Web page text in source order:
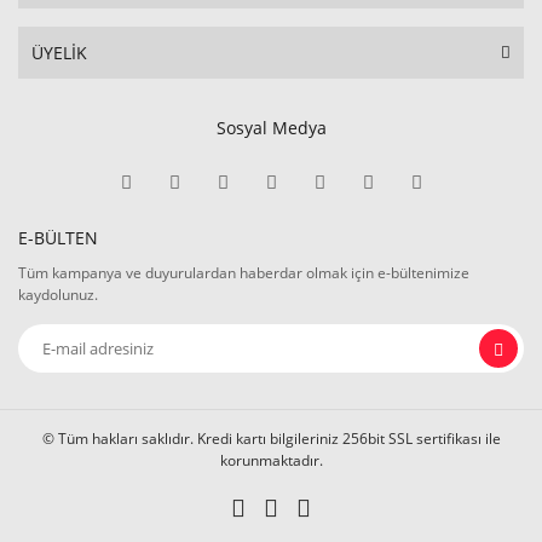
ÜYELİK
Sosyal Medya
E-BÜLTEN
Tüm kampanya ve duyurulardan haberdar olmak için e-bültenimize
kaydolunuz.
© Tüm hakları saklıdır. Kredi kartı bilgileriniz 256bit SSL sertifikası ile
korunmaktadır.